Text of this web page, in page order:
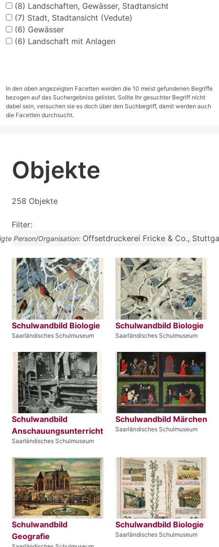
(8) Landschaften, Gewässer, Stadtansicht
(7) Stadt, Stadtansicht (Vedute)
(6) Gewässer
(6) Landschaft mit Anlagen
In den oben angezeigten Facetten werden die 10 meist gefundenen Begriffe
bezogen auf das Suchergebniss gelistet. Sollte Ihr gesuchter Begriff nicht
dabei sein, versuchen sie es doch über den Suchbegriff, damit werden auch
die Facetten durchsucht.
Objekte
258 Objekte
Filter:
Person/Organisation: Offsetdruckerei Fricke & Co.,
Schulwandbild Biologie
Saarländisches Schulmuseum
Schulwandbild Biologie
Saarländisches Schulmuseum
Schulwandbild
Anschauungsunterricht
Saarländisches Schulmuseum
Schulwandbild Märchen
Saarländisches Schulmuseum
Schulwandbild
Geografie
Schulwandbild Biologie
Saarländisches Schulmuseum